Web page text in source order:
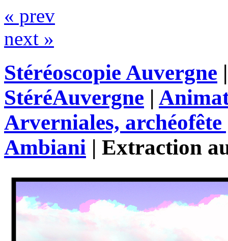
« prev
next »
Stéréoscopie Auvergne
StéréAuvergne |
Arverniales, archéofête
Ambiani | Extraction